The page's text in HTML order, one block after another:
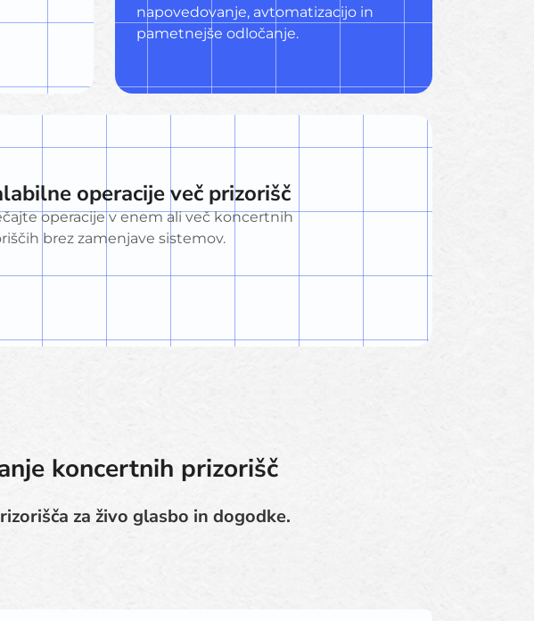
napovedovanje, avtomatizacijo in
pametnejše odločanje.
operacije več prizorišč
operacije v enem ali več koncertnih
brez zamenjave sistemov.
koncertnih prizorišč
za živo glasbo in dogodke.